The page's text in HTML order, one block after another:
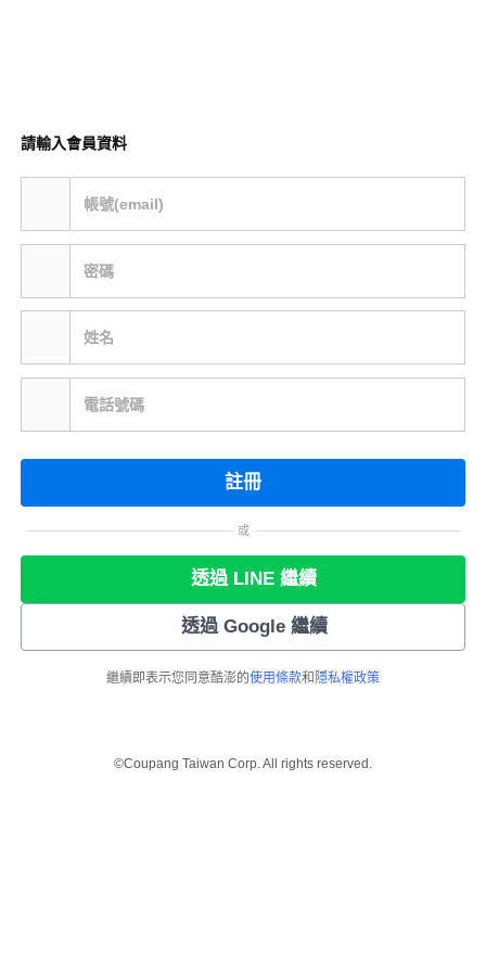
請輸入會員資料
帳號(email)
密碼
姓名
電話號碼
註冊
或
透過 LINE 繼續
透過 Google 繼續
繼續即表示您同意酷澎的使用條款和 隱私權政策
©Coupang Taiwan Corp. All rights reserved.